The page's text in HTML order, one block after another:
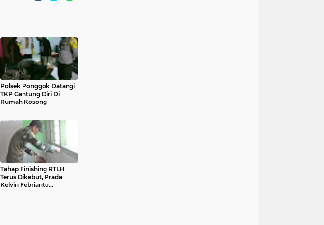
Polsek Ponggok Datangi
TKP Gantung Diri Di
Rumah Kosong
Tahap Finishing RTLH
Terus Dikebut, Prada
Kelvin Febrianto